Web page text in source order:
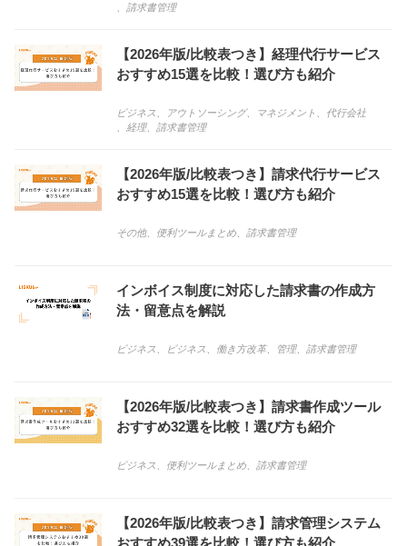
請求書管理
【2026年版/比較表つき】経理代行サービス
おすすめ15選を比較！選び方も紹介
ビジネス アウトソーシング、 マネジメント
代行会社
経理、 請求書管理
【2026年版/比較表つき】請求代行サービス
おすすめ15選を比較！選び方も紹介
その他、 便利ツールまとめ 請求書管理
インボイス制度に対応した請求書の作成方
法・留意点を解説
ビジネス ビジネス 働き方改革、 管理、 請求書管理
【2026年版/比較表つき】請求書作成ツール
おすすめ32選を比較！選び方も紹介
ビジネス 便利ツールまとめ 請求書管理
【2026年版/比較表つき】請求管理システム
おすすめ39選を比較！選び方も紹介